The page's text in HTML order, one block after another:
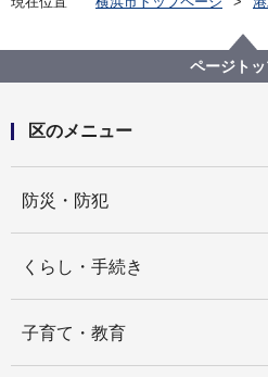
各種目的
ページト
区のメニュー
防災・防犯
くらし・手続き
子育て・教育